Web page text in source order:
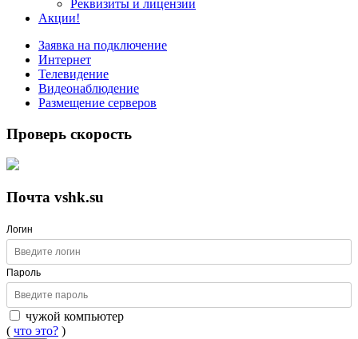
Реквизиты и лицензии
Акции!
Заявка на подключение
Интернет
Телевидение
Видеонаблюдение
Размещение серверов
Проверь скорость
Почта vshk.su
Логин
Пароль
чужой компьютер
( что это? )